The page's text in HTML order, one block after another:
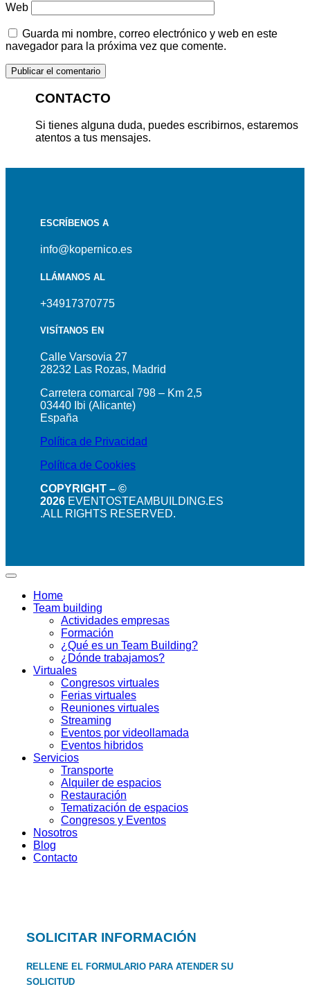
Web
Guarda mi nombre, correo electrónico y web en este
navegador para la próxima vez que comente.
CONTACTO
Si tienes alguna duda, puedes escribirnos, estaremos
atentos a tus mensajes.
ESCRÍBENOS A
info@kopernico.es
LLÁMANOS AL
+34917370775
VISÍTANOS EN
Calle Varsovia 27
28232 Las Rozas, Madrid
Carretera comarcal 798 – Km 2,5
03440 Ibi (Alicante)
España
Política de Privacidad
Política de Cookies
COPYRIGHT – ©
2026 EVENTOSTEAMBUILDING.ES
.ALL RIGHTS RESERVED.
Home
Team building
Actividades empresas
Formación
¿Qué es un Team Building?
¿Dónde trabajamos?
Virtuales
Congresos virtuales
Ferias virtuales
Reuniones virtuales
Streaming
Eventos por videollamada
Eventos hibridos
Servicios
Transporte
Alquiler de espacios
Restauración
Tematización de espacios
Congresos y Eventos
Nosotros
Blog
Contacto
SOLICITAR INFORMACIÓN
RELLENE EL FORMULARIO PARA ATENDER SU
SOLICITUD